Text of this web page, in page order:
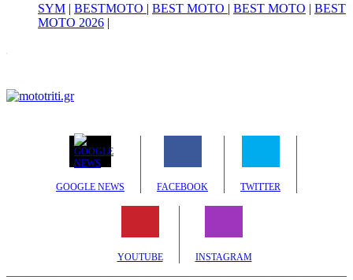
SYM | BESTMOTO | BEST MOTO | BEST MOTO | BEST
MOTO 2026 |
GOOGLE NEWS FACEBOOK TWITTER
YOUTUBE INSTAGRAM